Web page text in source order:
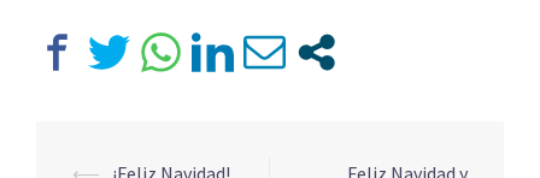
⟵ ¡Feliz Navidad!
Feliz Navidad y